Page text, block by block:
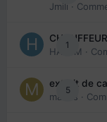
Jmili ·
1
HAZEM ·
5
extrait de
maries ·